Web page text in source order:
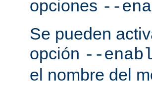
opciones --
Se pueden
opción --
el nombre del